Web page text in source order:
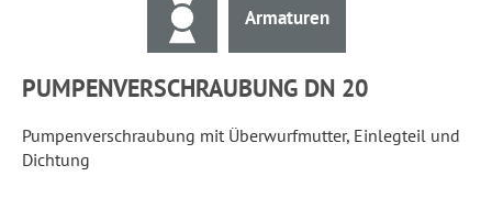
Armaturen
PUMPENVERSCHRAUBUNG DN 20
Pumpenverschraubung mit Überwurfmutter, Einlegteil und
Dichtung